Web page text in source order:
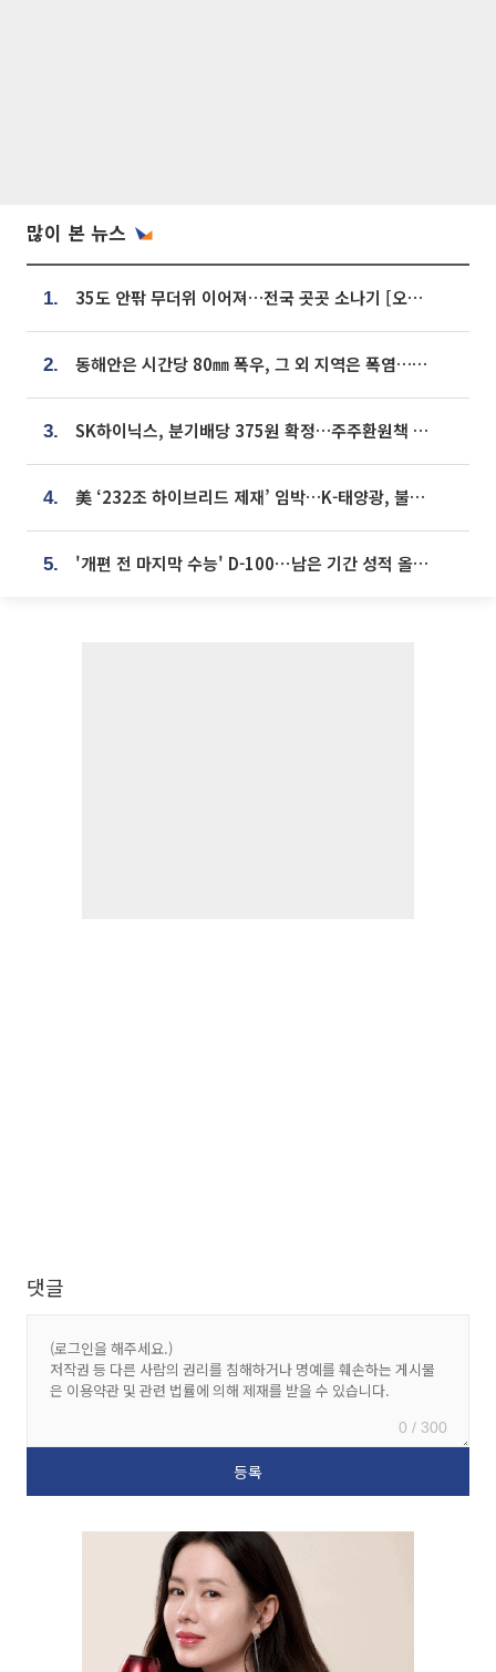
많이 본 뉴스
1. 35도 안팎 무더위 이어져…전국 곳곳 소나기 [오늘 날씨]
2. 동해안은 시간당 80㎜ 폭우, 그 외 지역은 폭염…‘극과 극 날씨’
3. SK하이닉스, 분기배당 375원 확정…주주환원책 9월로 앞당겨 발표
4. 美 ‘232조 하이브리드 제재’ 임박…K-태양광, 불확실성 털고 날개 다나
5. '개편 전 마지막 수능' D-100⋯남은 기간 성적 올릴 전략은
댓글
0 / 300